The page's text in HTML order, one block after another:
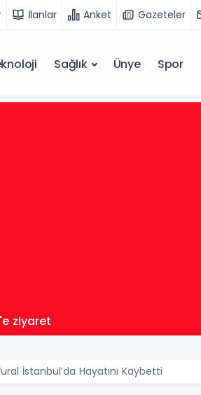
İlanlar Anket Gazeteler
Sağlık Ünye Spor
ziyaret
İstanbul’da Hayatını Kaybetti